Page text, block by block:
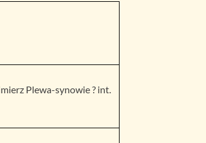
Plewa-synowie ? int.